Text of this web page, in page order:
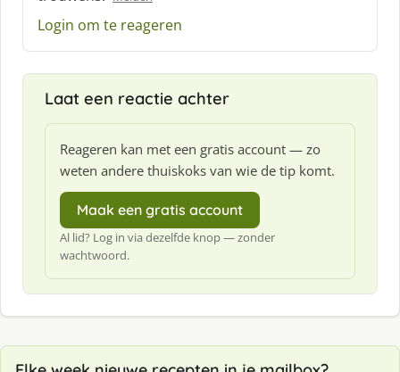
:Login om te reageren
Laat een reactie achter
Reageren kan met een gratis account — zo
weten andere thuiskoks van wie de tip komt.
Maak een gratis account
Al lid? Log in via dezelfde knop — zonder
wachtwoord.